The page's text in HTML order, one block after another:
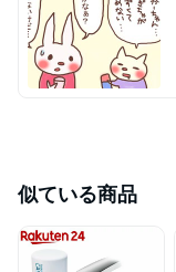
似ている商品